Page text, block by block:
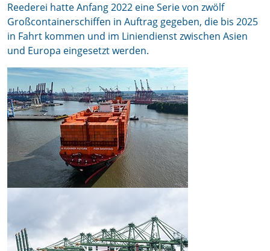
Reederei hatte Anfang 2022 eine Serie von zwölf
Großcontainerschiffen in Auftrag gegeben, die bis 2025
in Fahrt kommen und im Liniendienst zwischen Asien
und Europa eingesetzt werden.